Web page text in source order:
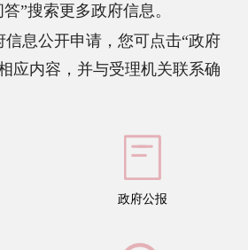
机构职能 政策服务
”搜索更多政府信息。
息公开申请，您可点击“政府
应内容，并与受理机关联系确
政府公报